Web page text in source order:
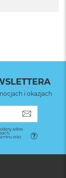
i okazjach
adres
oraz